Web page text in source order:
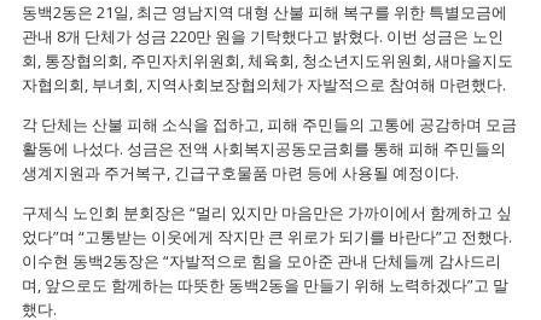
동백2동은 21일, 최근 영남지역 대형 산불 피해 복구를 위한 특별모금에
관내 8개 단체가 성금 220만 원을 기탁했다고 밝혔다. 이번 성금은 노인
회, 통장협의회, 주민자치위원회, 체육회, 청소년지도위원회, 새마을지도
자협의회, 부녀회, 지역사회보장협의체가 자발적으로 참여해 마련했다.
각 단체는 산불 피해 소식을 접하고, 피해 주민들의 고통에 공감하며 모금
활동에 나섰다. 성금은 전액 사회복지공동모금회를 통해 피해 주민들의
생계지원과 주거복구, 긴급구호물품 마련 등에 사용될 예정이다.
구제식 노인회 분회장은 “멀리 있지만 마음만은 가까이에서 함께하고 싶
었다”며 “고통받는 이웃에게 작지만 큰 위로가 되기를 바란다”고 전했다.
이수현 동백2동장은 “자발적으로 힘을 모아준 관내 단체들께 감사드리
며, 앞으로도 함께하는 따뜻한 동백2동을 만들기 위해 노력하겠다”고 말
했다.